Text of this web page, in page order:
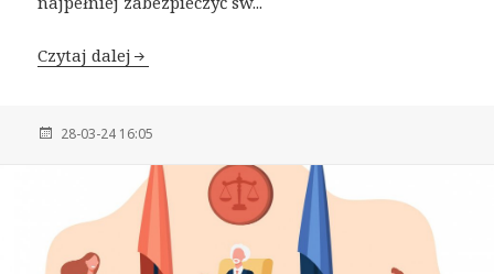
Czytaj dalej
28-03-24 16:05